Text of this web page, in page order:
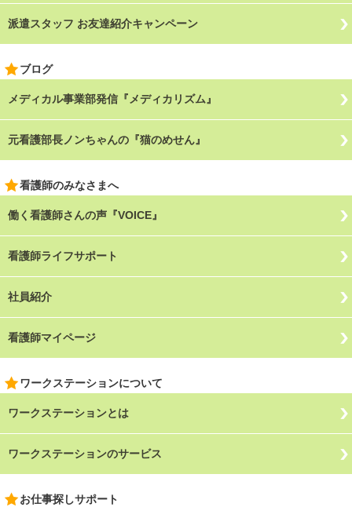
派遣スタッフ お友達紹介キャンペーン
ブログ
メディカル事業部発信『メディカリズム』
元看護部長ノンちゃんの『猫のめせん』
看護師のみなさまへ
働く看護師さんの声『VOICE』
看護師ライフサポート
社員紹介
看護師マイページ
ワークステーションについて
ワークステーションとは
ワークステーションのサービス
お仕事探しサポート